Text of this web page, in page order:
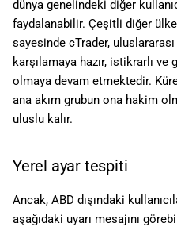
dünya genelindeki diğer
faydalanabilir. Çeşitli diğer
sayesinde cTrader,
karşılamaya hazır, istikrarlı
olmaya devam etmektedir.
ana akım grubun ona hakim
uluslu kalır.
Yerel ayar tespiti
Ancak, ABD dışındaki
aşağıdaki uyarı mesajını